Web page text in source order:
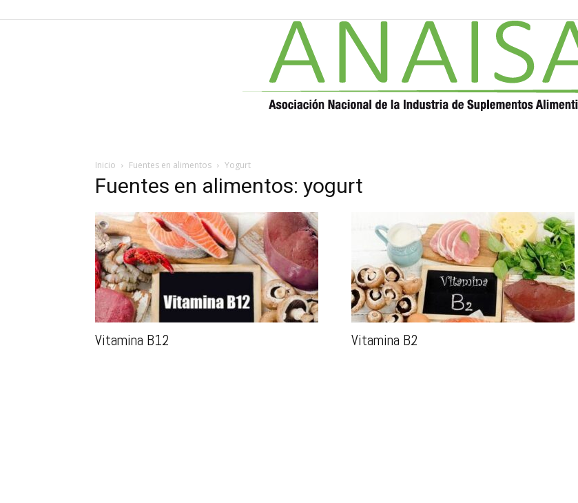
Inicio Fuentes en alimentos Yogurt
Fuentes en alimentos: yogurt
Vitamina B12 Vitamina B2